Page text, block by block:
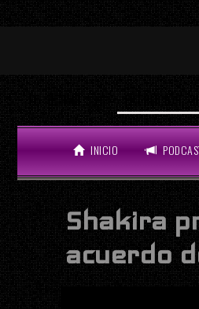
LO ÚLTIMO ¡Atención,
INICIO
Shakira
acuerdo